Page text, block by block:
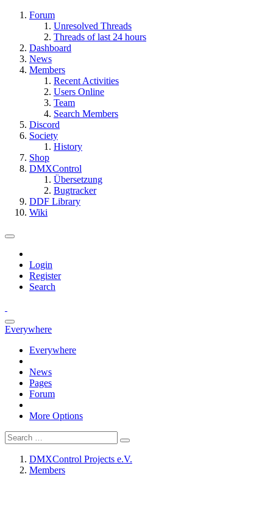
Forum
Unresolved Threads
Threads of last 24 hours
Dashboard
News
Members
Recent Activities
Users Online
Team
Search Members
Discord
Society
History
Shop
DMXControl
Übersetzung
Bugtracker
DDF Library
Wiki
Login
Register
Search
Everywhere
Everywhere
News
Pages
Forum
More Options
DMXControl Projects e.V.
Members